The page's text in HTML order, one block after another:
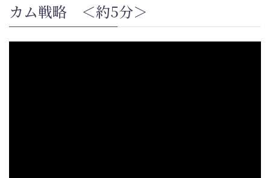
カム戦略 ＜約5分＞